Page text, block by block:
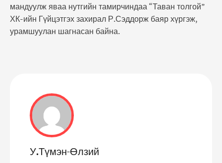
мандуулж яваа нутгийн тамирчиндаа “Таван толгой”
ХК-ийн Гүйцэтгэх захирал Р.Сэддорж баяр хүргэж,
урамшуулан шагнасан байна.
У.Түмэн-Өлзий